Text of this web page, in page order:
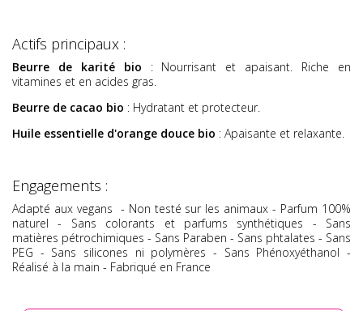
Actifs principaux :
Beurre de karité bio : Nourrisant et apaisant. Riche en
vitamines et en acides gras.
Beurre de cacao bio : Hydratant et protecteur.
Huile essentielle d'orange douce bio : Apaisante et relaxante.
Engagements :
Adapté aux vegans - Non testé sur les animaux - Parfum 100%
naturel - Sans colorants et parfums synthétiques - Sans
matières pétrochimiques - Sans Paraben - Sans phtalates - Sans
PEG - Sans silicones ni polymères - Sans Phénoxyéthanol -
Réalisé à la main - Fabriqué en France